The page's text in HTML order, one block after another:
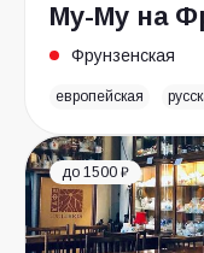
Му-Му на
Фрунзенская
европейская
до 1500 ₽